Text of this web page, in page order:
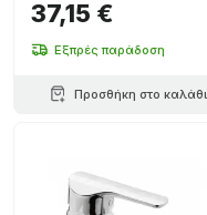
37,15 €
Εξπρές παράδοση
Προσθήκη στο καλάθι